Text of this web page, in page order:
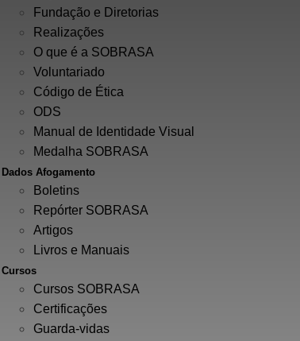
Fundação e Diretorias
Realizações
O que é a SOBRASA
Voluntariado
Código de Ética
ODS
Manual de Identidade Visual
Medalha SOBRASA
Dados Afogamento
Boletins
Repórter SOBRASA
Artigos
Livros e Manuais
Cursos
Cursos SOBRASA
Certificações
Guarda-vidas